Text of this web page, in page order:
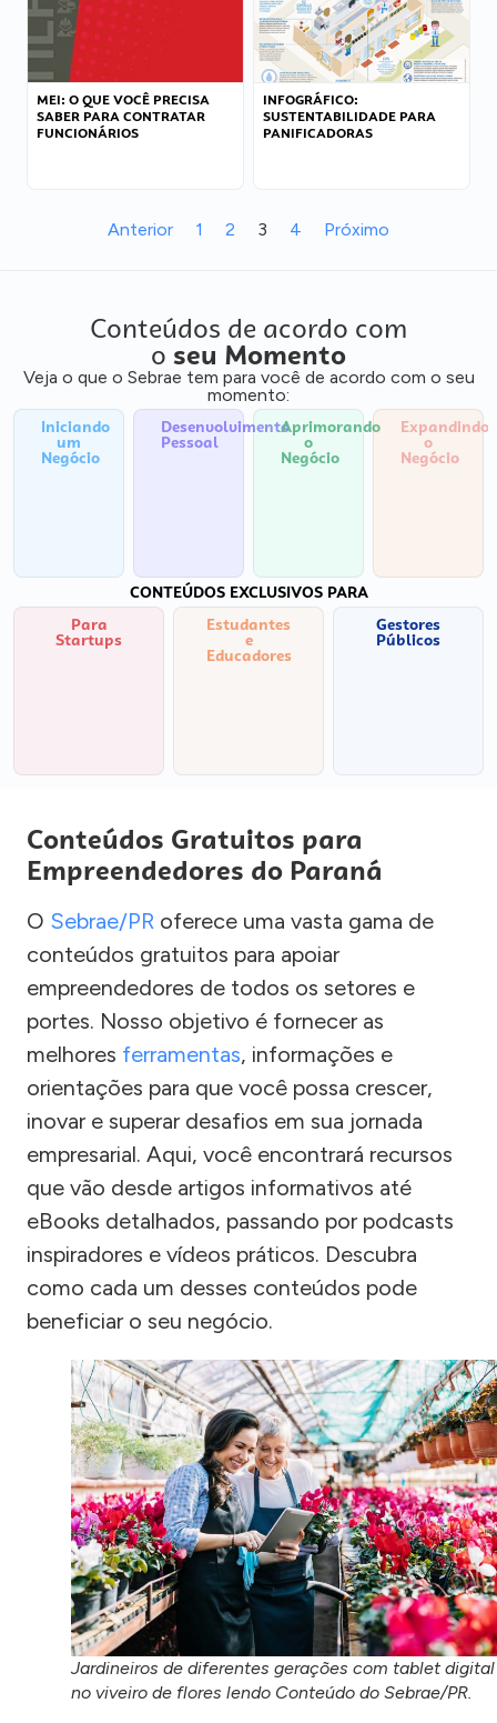
MEI: O QUE VOCÊ PRECISA
SABER PARA CONTRATAR
FUNCIONÁRIOS
INFOGRÁFICO:
SUSTENTABILIDADE PARA
PANIFICADORAS
Anterior 1 2 3 4 Próximo
Conteúdos de acordo com
o seu Momento
Veja o que o Sebrae tem para você de acordo com o seu
momento:
Iniciando
um
Negócio
Desenvolvimento
Pessoal
Aprimorando
o
Negócio
Expandindo
o
Negócio
CONTEÚDOS EXCLUSIVOS PARA
Para
Startups
Estudantes
e
Educadores
Gestores
Públicos
Conteúdos Gratuitos para
Empreendedores do Paraná
O Sebrae/PR oferece uma vasta gama de
conteúdos gratuitos para apoiar
empreendedores de todos os setores e
portes. Nosso objetivo é fornecer as
melhores ferramentas, informações e
orientações para que você possa crescer,
inovar e superar desafios em sua jornada
empresarial. Aqui, você encontrará recursos
que vão desde artigos informativos até
eBooks detalhados, passando por podcasts
inspiradores e vídeos práticos. Descubra
como cada um desses conteúdos pode
beneficiar o seu negócio.
Jardineiros de diferentes gerações com tablet digital
no viveiro de flores lendo Conteúdo do Sebrae/PR.